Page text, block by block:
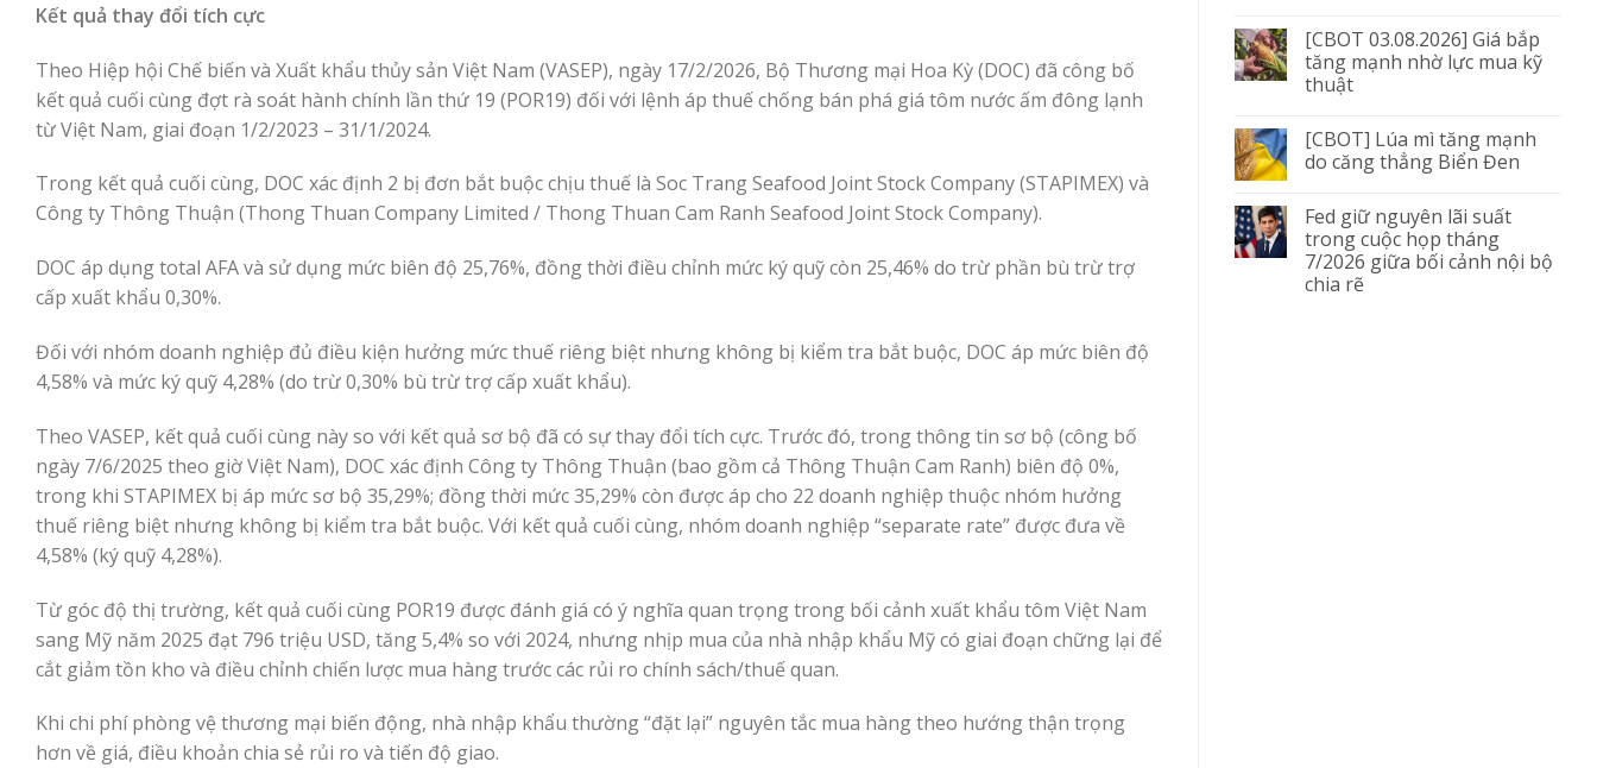
Kết quả thay đổi tích cực
Theo Hiệp hội Chế biến và Xuất khẩu thủy sản Việt Nam (VASEP), ngày 17/2/2026, Bộ Thương mại Hoa Kỳ (DOC) đã công bố
kết quả cuối cùng đợt rà soát hành chính lần thứ 19 (POR19) đối với lệnh áp thuế chống bán phá giá tôm nước ấm đông lạnh
từ Việt Nam, giai đoạn 1/2/2023 – 31/1/2024.
Trong kết quả cuối cùng, DOC xác định 2 bị đơn bắt buộc chịu thuế là Soc Trang Seafood Joint Stock Company (STAPIMEX) và
Công ty Thông Thuận (Thong Thuan Company Limited / Thong Thuan Cam Ranh Seafood Joint Stock Company).
DOC áp dụng total AFA và sử dụng mức biên độ 25,76%, đồng thời điều chỉnh mức ký quỹ còn 25,46% do trừ phần bù trừ trợ
cấp xuất khẩu 0,30%.
Đối với nhóm doanh nghiệp đủ điều kiện hưởng mức thuế riêng biệt nhưng không bị kiểm tra bắt buộc, DOC áp mức biên độ
4,58% và mức ký quỹ 4,28% (do trừ 0,30% bù trừ trợ cấp xuất khẩu).
Theo VASEP, kết quả cuối cùng này so với kết quả sơ bộ đã có sự thay đổi tích cực. Trước đó, trong thông tin sơ bộ (công bố
ngày 7/6/2025 theo giờ Việt Nam), DOC xác định Công ty Thông Thuận (bao gồm cả Thông Thuận Cam Ranh) biên độ 0%,
trong khi STAPIMEX bị áp mức sơ bộ 35,29%; đồng thời mức 35,29% còn được áp cho 22 doanh nghiệp thuộc nhóm hưởng
thuế riêng biệt nhưng không bị kiểm tra bắt buộc. Với kết quả cuối cùng, nhóm doanh nghiệp “separate rate” được đưa về
4,58% (ký quỹ 4,28%).
Từ góc độ thị trường, kết quả cuối cùng POR19 được đánh giá có ý nghĩa quan trọng trong bối cảnh xuất khẩu tôm Việt Nam
sang Mỹ năm 2025 đạt 796 triệu USD, tăng 5,4% so với 2024, nhưng nhịp mua của nhà nhập khẩu Mỹ có giai đoạn chững lại để
cắt giảm tồn kho và điều chỉnh chiến lược mua hàng trước các rủi ro chính sách/thuế quan.
Khi chi phí phòng vệ thương mại biến động, nhà nhập khẩu thường “đặt lại” nguyên tắc mua hàng theo hướng thận trọng
hơn về giá, điều khoản chia sẻ rủi ro và tiến độ giao.
[CBOT 03.08.2026] Giá bắp
tăng mạnh nhờ lực mua kỹ
thuật
[CBOT] Lúa mì tăng mạnh
do căng thẳng Biển Đen
Fed giữ nguyên lãi suất
trong cuộc họp tháng
7/2026 giữa bối cảnh nội bộ
chia rẽ